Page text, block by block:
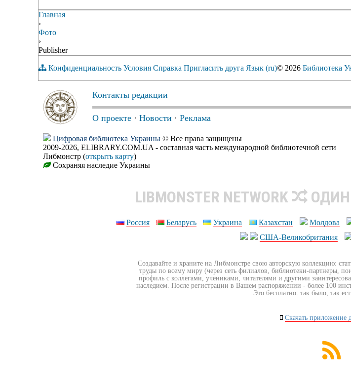
Главная
›
Фото
›
Publisher
Конфиденциальность Условия Справка Пригласить друга Язык (ru)© 2026 Библиотека
Контакты редакции
О проекте · Новости · Реклама
Цифровая библиотека Украины © Все права защищены
2009-2026, ELIBRARY.COM.UA - составная часть международной библиотечной сети
Либмонстр (открыть карту)
Сохраняя наследие Украины
LIBMONSTER NETWORK ОДИН
Россия Беларусь Украина Казахстан Молдова
США-Великобритания
Создавайте и храните на Либмонстре свою авторскую коллекцию:
труды по всему миру (через сеть филиалов, библиотеки-партнеры,
профиль с коллегами, учениками, читателями и другими
наследием. После регистрации в Вашем распоряжении - более 100
Это бесплатно: так было, так
Скачать приложение